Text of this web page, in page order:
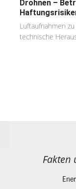
Drohnen –
Luftaufnahmen
technische
Fakten